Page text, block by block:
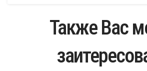
Также Вас